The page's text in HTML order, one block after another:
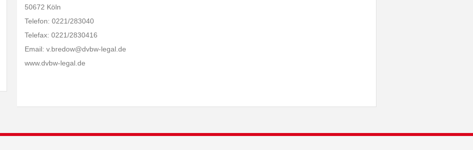
50672 Köln
Telefon: 0221/283040
Telefax: 0221/2830416
Email: v.bredow@dvbw-legal.de
www.dvbw-legal.de